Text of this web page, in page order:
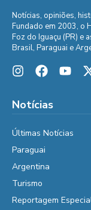
Notícias, opiniões,
Fundado em 2003, o
Foz do Iguaçu (PR) e
Brasil, Paraguai e
Notícias
Últimas Notícias
Paraguai
Argentina
Turismo
Reportagem